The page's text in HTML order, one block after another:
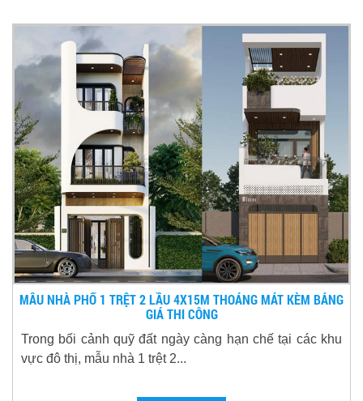
MẪU NHÀ PHỐ 1 TRỆT 2 LẦU 4X15M THOÁNG MÁT KÈM BẢNG
GIÁ THI CÔNG
Trong bối cảnh quỹ đất ngày càng hạn chế tại các khu
vực đô thị, mẫu nhà 1 trệt 2...